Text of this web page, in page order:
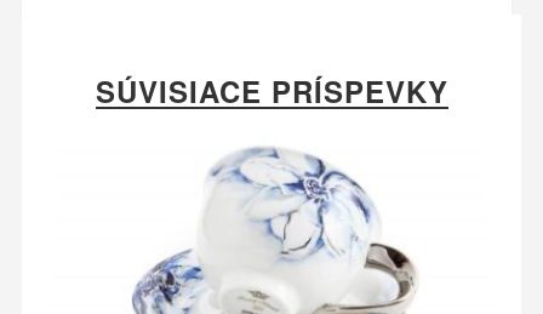
SÚVISIACE PRÍSPEVKY